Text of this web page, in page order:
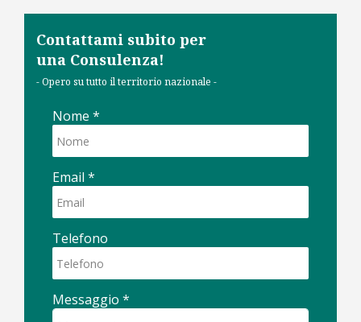
Contattami subito per
una Consulenza!
- Opero su tutto il territorio nazionale -
Nome *
Email *
Telefono
Messaggio *